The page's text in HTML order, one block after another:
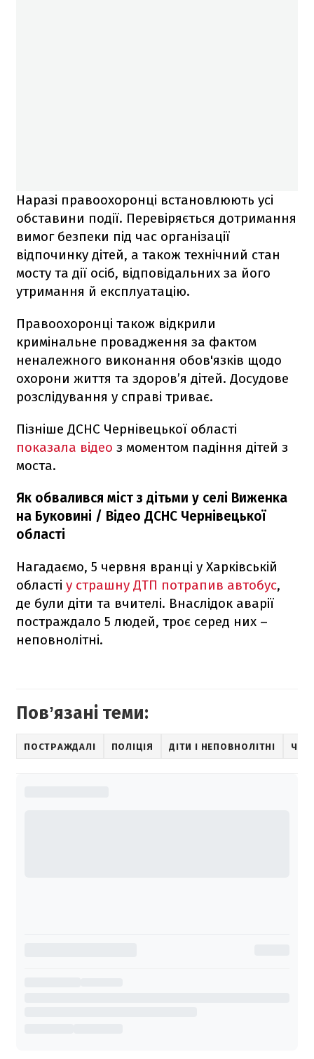
Наразі правоохоронці встановлюють усі
обставини події. Перевіряється дотримання
вимог безпеки під час організації
відпочинку дітей, а також технічний стан
мосту та дії осіб, відповідальних за його
утримання й експлуатацію.
Правоохоронці також відкрили
кримінальне провадження за фактом
неналежного виконання обов'язків щодо
охорони життя та здоров’я дітей. Досудове
розслідування у справі триває.
Пізніше ДСНС Чернівецької області
показала відео з моментом падіння дітей з
моста.
Як обвалився міст з дітьми у селі Виженка
на Буковині / Відео ДСНС Чернівецької
області
Нагадаємо, 5 червня вранці у Харківській
області у страшну ДТП потрапив автобус,
де були діти та вчителі. Внаслідок аварії
постраждало 5 людей, троє серед них –
неповнолітні.
Повʼязані теми:
ПОСТРАЖДАЛІ ПОЛІЦІЯ ДІТИ І НЕПОВНОЛІТНІ